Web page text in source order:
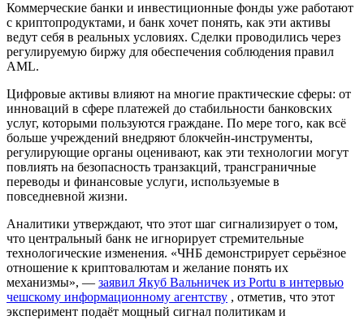
Коммерческие банки и инвестиционные фонды уже работают
с криптопродуктами, и банк хочет понять, как эти активы
ведут себя в реальных условиях. Сделки проводились через
регулируемую биржу для обеспечения соблюдения правил
AML.
Цифровые активы влияют на многие практические сферы: от
инноваций в сфере платежей до стабильности банковских
услуг, которыми пользуются граждане. По мере того, как всё
больше учреждений внедряют блокчейн-инструменты,
регулирующие органы оценивают, как эти технологии могут
повлиять на безопасность транзакций, трансграничные
переводы и финансовые услуги, используемые в
повседневной жизни.
Аналитики утверждают, что этот шаг сигнализирует о том,
что центральный банк не игнорирует стремительные
технологические изменения. «ЧНБ демонстрирует серьёзное
отношение к криптовалютам и желание понять их
механизмы», — заявил Якуб Вальничек из Portu в интервью
чешскому информационному агентству , отметив, что этот
эксперимент подаёт мощный сигнал политикам и